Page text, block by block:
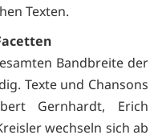
Texten.
Bandbreite der
Texte und Chansons
Gernhardt, Erich
wechseln sich ab